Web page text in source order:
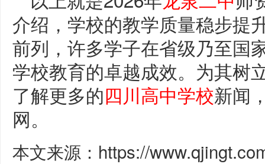
介绍，学校的教学质量稳步提
前列，许多学子在省级乃至国
学校教育的卓越成效。为其树
了解更多的四川高中学校新闻
网。
本文来源：https://